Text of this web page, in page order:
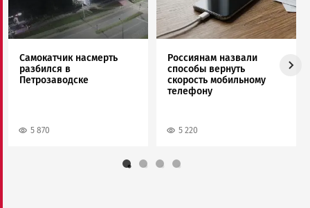
Самокатчик насмерть
разбился в
Петрозаводске
5 870
Россиянам назвали
способы вернуть
скорость мобильному
телефону
5 220